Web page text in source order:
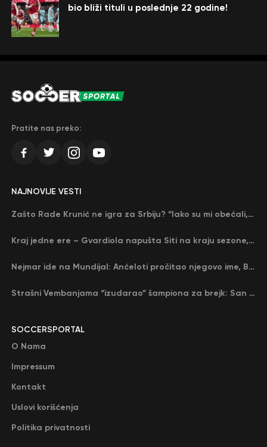
bio bliži tituli u poslednje 22 godine!
Pratite nas preko:
SOCCERSPORTAL
O Nama
Impressum
Kontakt
Uslovi korišćenja
Politika privatnosti
NAJNOVIJE VESTI
Zašto Rade Krunić ne igra za Srbiju? “Iako su mi obećali, niko me nije zvao…”
Kraj jedne ere – Gvardiola napušta Siti na kraju sezone, menja ga njegov nekadašnji rival
Nejmar ide na Mundijal: Anćeloti pročitao njegovo ime, Brazil u delirijumu (VIDEO)
Strašni Vembanjama “izudarao” šampiona za brejk: San Antonio poveo protiv Oklahome